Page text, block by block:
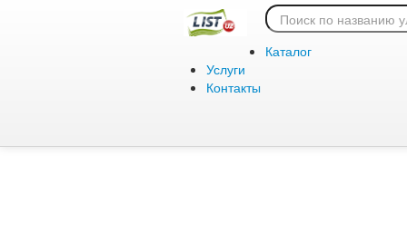
Каталог
Услуги
Контакты
Ошибка